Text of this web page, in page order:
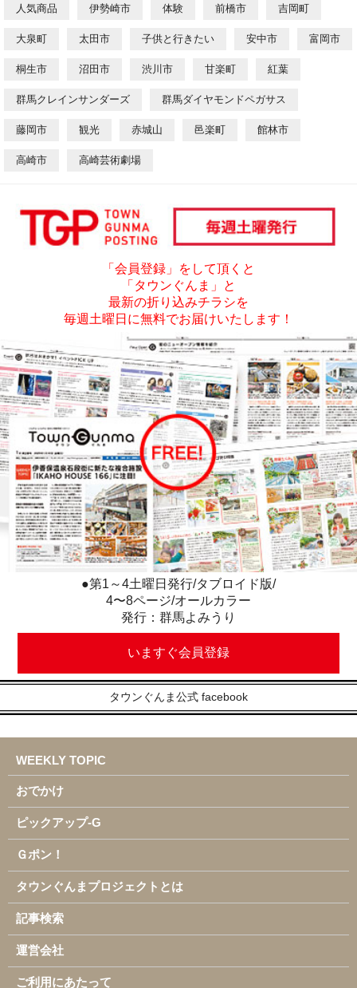
人気商品 伊勢崎市 体験 前橋市 吉岡町
大泉町 太田市 子供と行きたい 安中市 富岡市
桐生市 沼田市 渋川市 甘楽町 紅葉
群馬クレインサンダーズ 群馬ダイヤモンドペガサス
藤岡市 観光 赤城山 邑楽町 館林市
高崎市 高崎芸術劇場
「会員登録」をして頂くと
「タウンぐんま」と
最新の折り込みチラシを
毎週土曜日に無料でお届けいたします！
●第1～4土曜日発行/タブロイド版/
4〜8ページ/オールカラー
発行：群馬よみうり
いますぐ会員登録
タウンぐんま公式 facebook
WEEKLY TOPIC
おでかけ
ピックアップ-G
Ｇポン！
タウンぐんまプロジェクトとは
記事検索
運営会社
ご利用にあたって